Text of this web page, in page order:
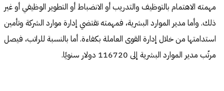
مهمته الاهتمام بالتوظيف والتدريب أو الانضباط أو التطوير الوظيفي أو غير
ذلك. وأما مدير الموارد البشرية، فمهمته تقتضي إدارة موارد الشركة وتأمين
استدامتها من خلال إدارة القوى العاملة بكفاءة. أما بالنسبة للراتب، فيصل
مرتّب مدير الموارد البشرية إلى 116720 دولار سنويًا.